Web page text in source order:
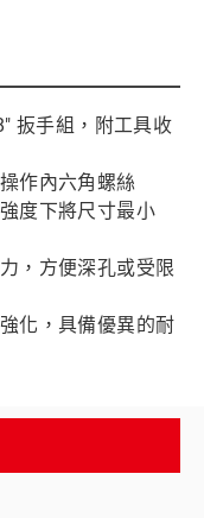
扳手組，附工具收
作內六角螺絲
度下將尺寸最小
，方便深孔或受限
化，具備優異的耐